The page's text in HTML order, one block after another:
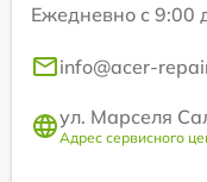
Ежедневно с 9:00
info@acer-
ул. Марселя
Адрес сервисного